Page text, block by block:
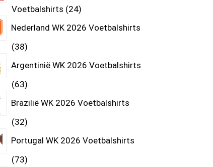
Voetbalshirts 24
Nederland WK 2026 Voetbalshirts
38
Argentinië WK 2026 Voetbalshirts
63
Brazilië WK 2026 Voetbalshirts
32
Portugal WK 2026 Voetbalshirts
73